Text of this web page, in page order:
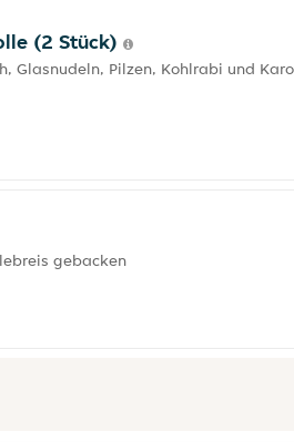
(2 Stück)
Glasnudeln, Pilzen, Kohlrabi und
gebacken